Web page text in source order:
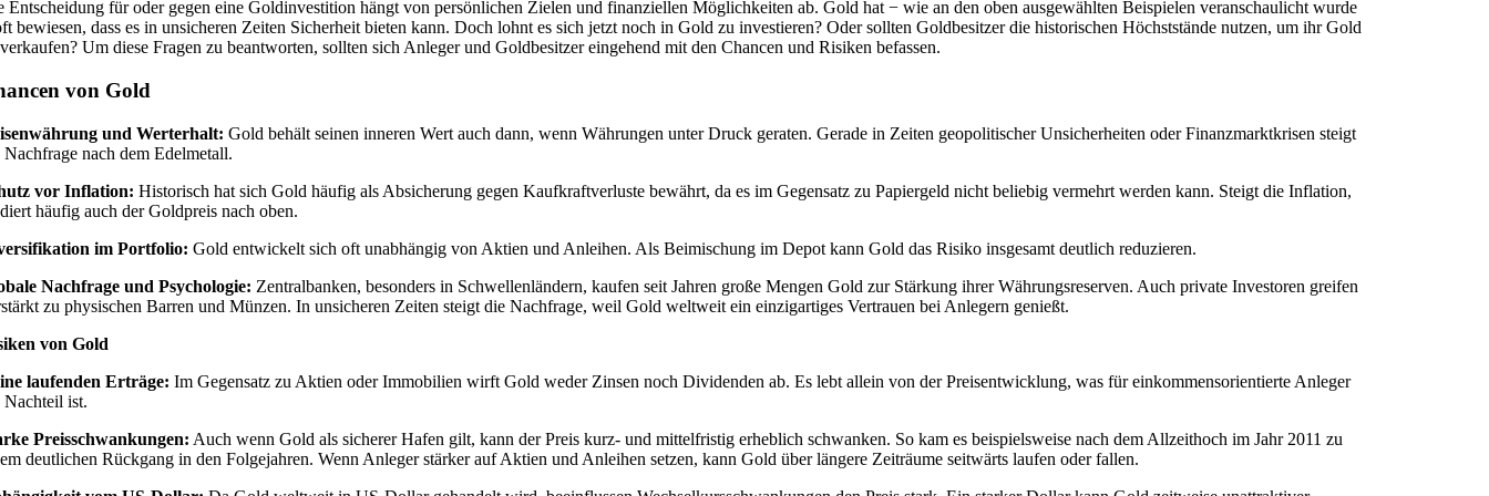
Entscheidung für oder gegen eine Goldinvestition hängt von persönlichen Zielen und finanziellen Möglichkeiten ab. Gold hat − wie an den oben ausgewählten Beispielen veranschaulicht wurde
bewiesen, dass es in unsicheren Zeiten Sicherheit bieten kann. Doch lohnt es sich jetzt noch in Gold zu investieren? Oder sollten Goldbesitzer die historischen Höchststände nutzen, um ihr Gold
Um diese Fragen zu beantworten, sollten sich Anleger und Goldbesitzer eingehend mit den Chancen und Risiken befassen.
von Gold
und Werterhalt: Gold behält seinen inneren Wert auch dann, wenn Währungen unter Druck geraten. Gerade in Zeiten geopolitischer Unsicherheiten oder Finanzmarktkrisen steigt
Nachfrage nach dem Edelmetall.
vor Inflation: Historisch hat sich Gold häufig als Absicherung gegen Kaufkraftverluste bewährt, da es im Gegensatz zu Papiergeld nicht beliebig vermehrt werden kann. Steigt die Inflation,
häufig auch der Goldpreis nach oben.
im Portfolio: Gold entwickelt sich oft unabhängig von Aktien und Anleihen. Als Beimischung im Depot kann Gold das Risiko insgesamt deutlich reduzieren.
Nachfrage und Psychologie: Zentralbanken, besonders in Schwellenländern, kaufen seit Jahren große Mengen Gold zur Stärkung ihrer Währungsreserven. Auch private Investoren greifen
zu physischen Barren und Münzen. In unsicheren Zeiten steigt die Nachfrage, weil Gold weltweit ein einzigartiges Vertrauen bei Anlegern genießt.
von Gold
laufenden Erträge: Im Gegensatz zu Aktien oder Immobilien wirft Gold weder Zinsen noch Dividenden ab. Es lebt allein von der Preisentwicklung, was für einkommensorientierte Anleger
Nachteil ist.
Preisschwankungen: Auch wenn Gold als sicherer Hafen gilt, kann der Preis kurz- und mittelfristig erheblich schwanken. So kam es beispielsweise nach dem Allzeithoch im Jahr 2011 zu
deutlichen Rückgang in den Folgejahren. Wenn Anleger stärker auf Aktien und Anleihen setzen, kann Gold über längere Zeiträume seitwärts laufen oder fallen.